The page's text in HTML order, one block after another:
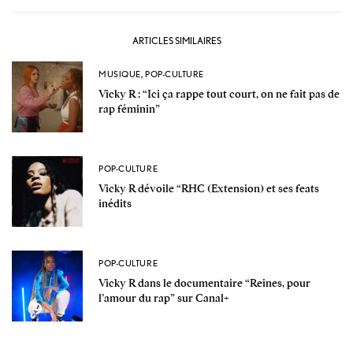
ARTICLES SIMILAIRES
MUSIQUE, POP-CULTURE
Vicky R : “Ici ça rappe tout court, on ne fait pas de
rap féminin”
POP-CULTURE
Vicky R dévoile “RHC (Extension) et ses feats
inédits
POP-CULTURE
Vicky R dans le documentaire “Reines, pour
l’amour du rap” sur Canal+